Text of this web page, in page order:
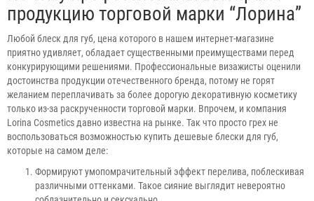
продукцию торговой марки “Лорина”
Любой блеск для губ, цена которого в нашем интернет-магазине
приятно удивляет, обладает существенными преимуществами перед
конкурирующими решениями. Профессиональные визажисты оценили
достоинства продукции отечественного бренда, потому не горят
желанием переплачивать за более дорогую декоративную косметику
только из-за раскрученности торговой марки. Впрочем, и компания
Lorina Cosmetics давно известна на рынке. Так что просто грех не
воспользоваться возможностью купить дешевые блески для губ,
которые на самом деле:
Формируют умопомрачительный эффект перелива, поблескивая
различными оттенками. Такое сияние выглядит невероятно